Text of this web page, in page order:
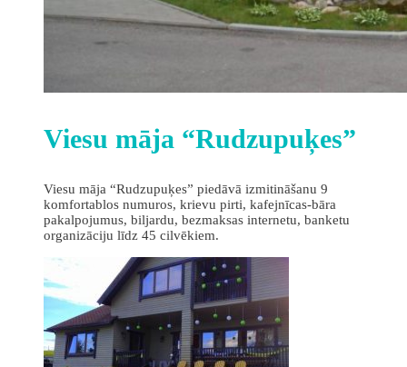
Viesu māja “Rudzupuķes”
Viesu māja “Rudzupuķes” piedāvā izmitināšanu 9
komfortablos numuros, krievu pirti, kafejnīcas-bāra
pakalpojumus, biljardu, bezmaksas internetu, banketu
organizāciju līdz 45 cilvēkiem.